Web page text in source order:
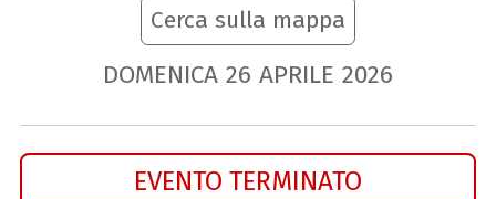
Cerca sulla mappa
DOMENICA 26 APRILE 2026
EVENTO TERMINATO